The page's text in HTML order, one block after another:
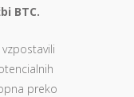
BTC.
preko